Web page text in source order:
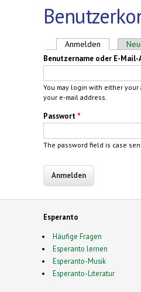
Haupt-Reiter
Anmelden (aktiver
Benutzername oder E-Mail-
You may login with either
your e-mail address.
Passwort *
The password field is case
Esperanto
Häufige Fragen
Esperanto lernen
Esperanto-Musik
Esperanto-Literatur